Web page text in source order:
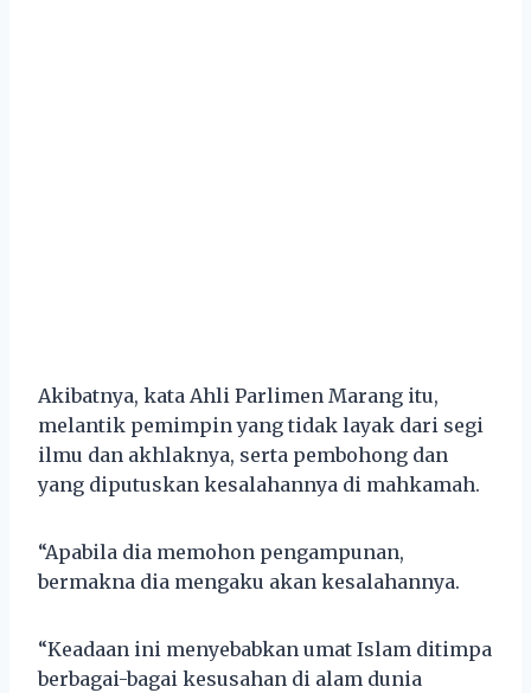
Akibatnya, kata Ahli Parlimen Marang itu,
melantik pemimpin yang tidak layak dari segi
ilmu dan akhlaknya, serta pembohong dan
yang diputuskan kesalahannya di mahkamah.
“Apabila dia memohon pengampunan,
bermakna dia mengaku akan kesalahannya.
“Keadaan ini menyebabkan umat Islam ditimpa
berbagai-bagai kesusahan di alam dunia